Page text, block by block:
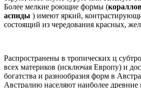
Более мелкие роющие формы (
аспиды ) имеют яркий,
состоящий из чередования красных,
Распространены в тропических ц
всех материков (исключая Европу) и
богатства и разнообразия форм в
Австралию населяют наиболее